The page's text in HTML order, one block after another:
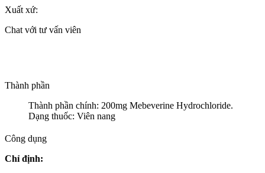
Xuất xứ:
Chat với tư vấn viên
Thành phần
Thành phần chính: 200mg Mebeverine Hydrochloride.
Dạng thuốc: Viên nang
Công dụng
Chỉ định: